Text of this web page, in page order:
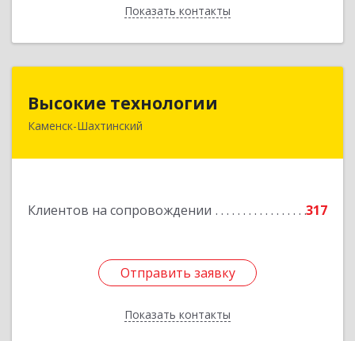
Показать контакты
Назад
Высокие технологии
Каменск-Шахтинский
Клиентов на сопровождении 317
Отправить заявку
Показать контакты
347810, Ростовская обл, Каменск-Шахтинский г,
Подробнее
Отправить заявку
Назад